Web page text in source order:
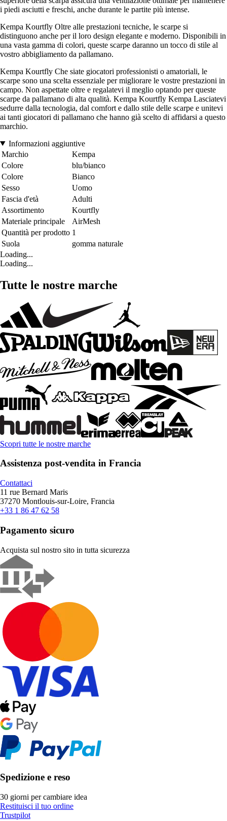
i piedi asciutti e freschi, anche durante le partite più intense.
Kempa Kourtfly Oltre alle prestazioni tecniche, le scarpe si
distinguono anche per il loro design elegante e moderno. Disponibili in
una vasta gamma di colori, queste scarpe daranno un tocco di stile al
vostro abbigliamento da pallamano.
Kempa Kourtfly Che siate giocatori professionisti o amatoriali, le
scarpe sono una scelta essenziale per migliorare le vostre prestazioni in
campo. Non aspettate oltre e regalatevi il meglio optando per queste
scarpe da pallamano di alta qualità. Kempa Kourtfly Kempa Lasciatevi
sedurre dalla tecnologia, dal comfort e dallo stile delle scarpe e unitevi
ai tanti giocatori di pallamano che hanno già scelto di affidarsi a questo
marchio.
Informazioni aggiuntive
Marchio
Kempa
Colore
blu/bianco
Colore
Bianco
Sesso
Uomo
Fascia d'età
Adulti
Assortimento
Kourtfly
Materiale principale
AirMesh
Quantità per prodotto 1
Suola
gomma naturale
Loading...
Loading...
Tutte le nostre marche
Scopri tutte le nostre marche
Assistenza post-vendita in Francia
Contattaci
11 rue Bernard Maris
37270 Montlouis-sur-Loire, Francia
+33 1 86 47 62 58
Pagamento sicuro
Acquista sul nostro sito in tutta sicurezza
Spedizione e reso
30 giorni per cambiare idea
Restituisci il tuo ordine
Trustpilot